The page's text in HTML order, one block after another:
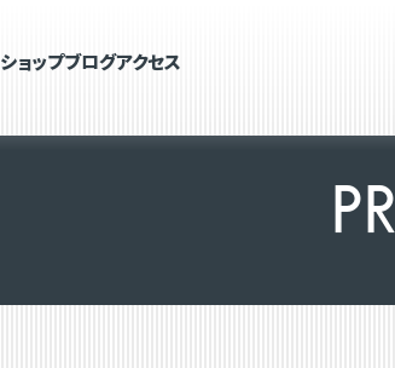
ショップブログアクセス
PR